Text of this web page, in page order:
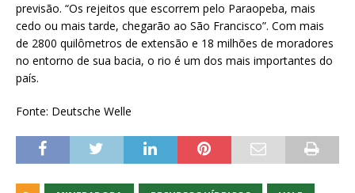
previsão. “Os rejeitos que escorrem pelo Paraopeba, mais
cedo ou mais tarde, chegarão ao São Francisco”. Com mais
de 2800 quilômetros de extensão e 18 milhões de moradores
no entorno de sua bacia, o rio é um dos mais importantes do
país.
Fonte: Deutsche Welle